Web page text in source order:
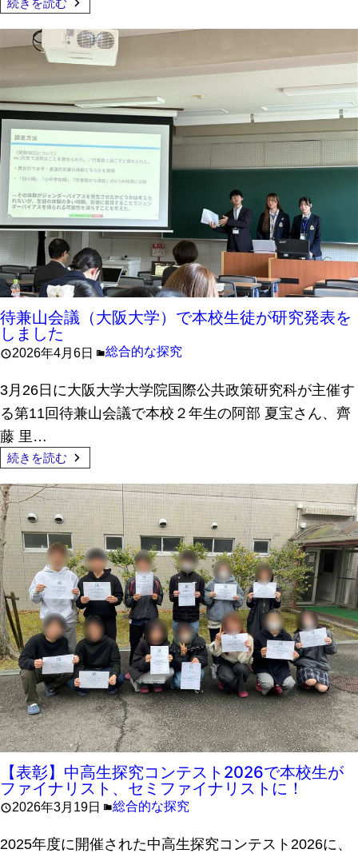
続きを読む
待兼山会議（大阪大学）で本校生徒が研究発表を
しました
2026年4月6日 総合的な探究
3月26日に大阪大学大学院国際公共政策研究科が主催す
る第11回待兼山会議で本校２年生の阿部 夏宝さん、齊
藤 里…
続きを読む
【表彰】中高生探究コンテスト2026で本校生が
ファイナリスト、セミファイナリストに！
2026年3月19日 総合的な探究
2025年度に開催された中高生探究コンテスト2026に、